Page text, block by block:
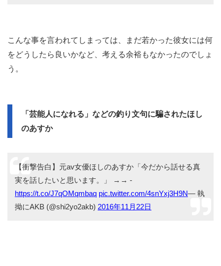
こんな事を言われてしまっては、まだ若かった彼女には何
をどうしたら良いかなど、考える余裕もなかったのでしょ
う。
「芸能人になれる」などの釣り文句に騙されたほし
のあすか
【衝撃告白】元av女優ほしのあすか「今だから話せる真
実を話したいと思います。」 →→ -
https://t.co/J7qOMqmbaq pic.twitter.com/4snYxj3H9N— 執
拗にAKB (@shi2yo2akb) 2016年11月22日